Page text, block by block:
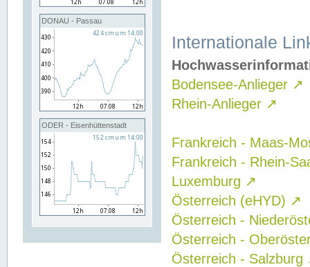
DONAU - Passau
ODER - Eisenhüttenstadt
Internationale
Bodensee-Anlieger ↗
Rhein-Anlieger ↗
Frankreich - Maas-
Frankreich - Rhein-
Luxemburg ↗
Österreich (eHYD) ↗
Österreich -
Österreich -
Österreich - Salzburg